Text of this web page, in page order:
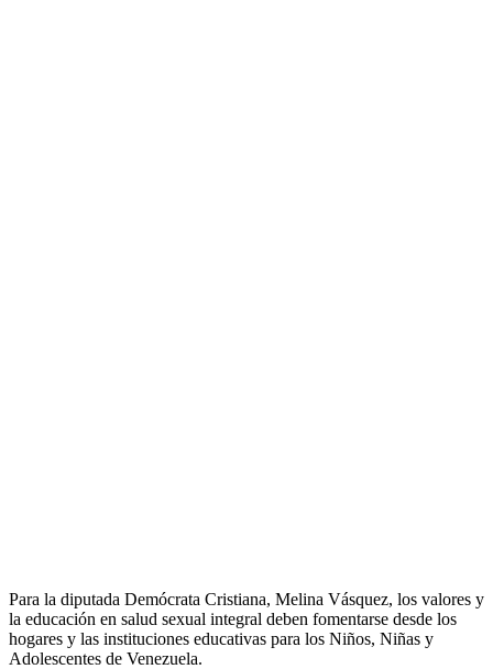
Para la diputada Demócrata Cristiana, Melina Vásquez, los valores y
la educación en salud sexual integral deben fomentarse desde los
hogares y las instituciones educativas para los Niños, Niñas y
Adolescentes de Venezuela.